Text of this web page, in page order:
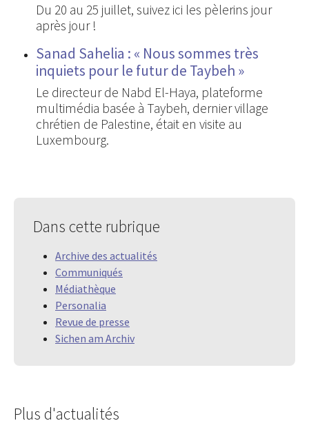
Du 20 au 25 juillet, suivez ici les pèlerins jour
après jour !
Sanad Sahelia : « Nous sommes très
inquiets pour le futur de Taybeh »
Le directeur de Nabd El-Haya, plateforme
multimédia basée à Taybeh, dernier village
chrétien de Palestine, était en visite au
Luxembourg.
Dans cette rubrique
Archive des actualités
Communiqués
Médiathèque
Personalia
Revue de presse
Sichen am Archiv
Plus d'actualités